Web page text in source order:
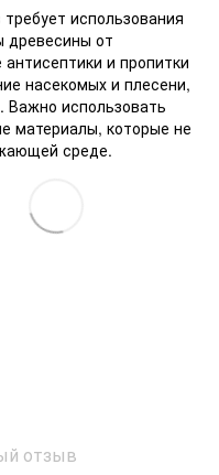
использования
древесины от
и пропитки
насекомых и плесени,
Важно использовать
материалы, которые не
среде.
отзыв